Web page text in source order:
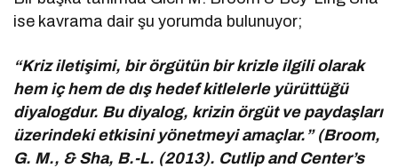
ise kavrama dair şu yorumda bulunuyor;
“Kriz iletişimi, bir örgütün bir krizle ilgili olarak
hem iç hem de dış hedef kitlelerle yürüttüğü
diyalogdur. Bu diyalog, krizin örgüt ve paydaşları
üzerindeki etkisini yönetmeyi amaçlar.” (Broom,
G. M., & Sha, B.-L. (2013). Cutlip and Center’s